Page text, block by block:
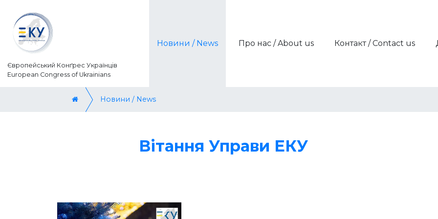
Європейський Конґрес Українців
European Congress of Ukrainians
Новини / News Про нас / About us Контакт / Contact us
Новини / News
Вітання Управи ЕКУ